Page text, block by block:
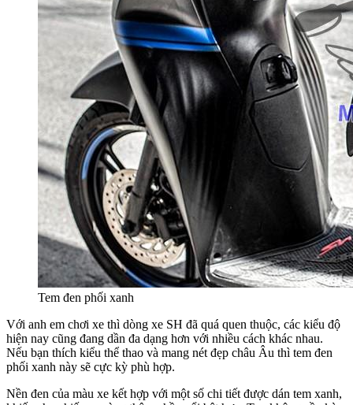
Tem đen phối xanh
Với anh em chơi xe thì dòng xe SH đã quá quen thuộc, các kiểu độ
hiện nay cũng đang dần đa dạng hơn với nhiều cách khác nhau.
Nếu bạn thích kiểu thể thao và mang nét đẹp châu Âu thì tem đen
phối xanh này sẽ cực kỳ phù hợp.
Nền đen của màu xe kết hợp với một số chi tiết được dán tem xanh,